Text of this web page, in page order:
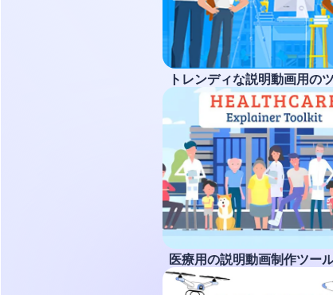
トレンディな説明動画用の
医療用の説明動画制作ツー